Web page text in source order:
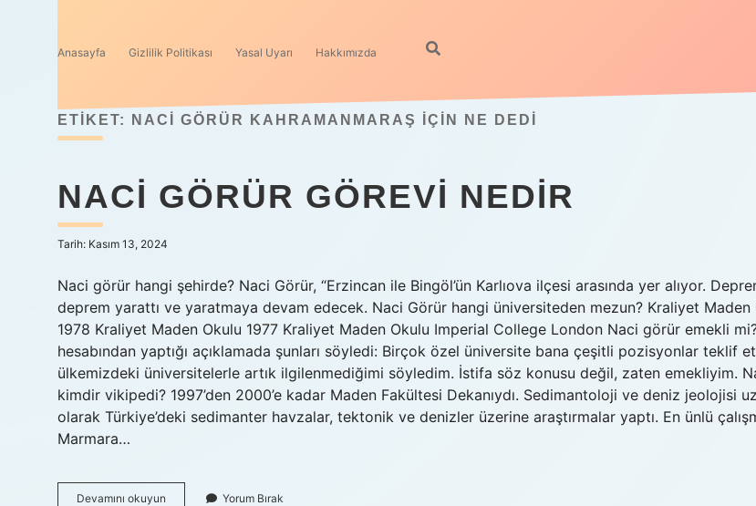
Anasayfa Gizlilik Politikası Yasal Uyarı Hakkımızda
ETIKET: NACI GÖRÜR KAHRAMANMARAŞ IÇIN NE DEDI
NACI GÖRÜR GÖREVI NEDIR
Tarih: Kasım 13, 2024
Naci görür hangi şehirde? Naci Görür, “Erzincan ile Bingöl’ün Karlıova ilçesi arasında yer alıyor.
deprem yarattı ve yaratmaya devam edecek. Naci Görür hangi üniversiteden mezun? Kraliyet Maden
1978 Kraliyet Maden Okulu 1977 Kraliyet Maden Okulu Imperial College London Naci görür emekli
hesabından yaptığı açıklamada şunları söyledi: Birçok özel üniversite bana çeşitli pozisyonlar teklif
ülkemizdeki üniversitelerle artık ilgilenmediğimi söyledim. İstifa söz konusu değil, zaten emekliyim.
kimdir vikipedi? 1997’den 2000’e kadar Maden Fakültesi Dekanıydı. Sedimantoloji ve deniz jeolojisi
olarak Türkiye’deki sedimanter havzalar, tektonik ve denizler üzerine araştırmalar yaptı. En ünlü
Marmara…
Devamını okuyun Yorum Bırak